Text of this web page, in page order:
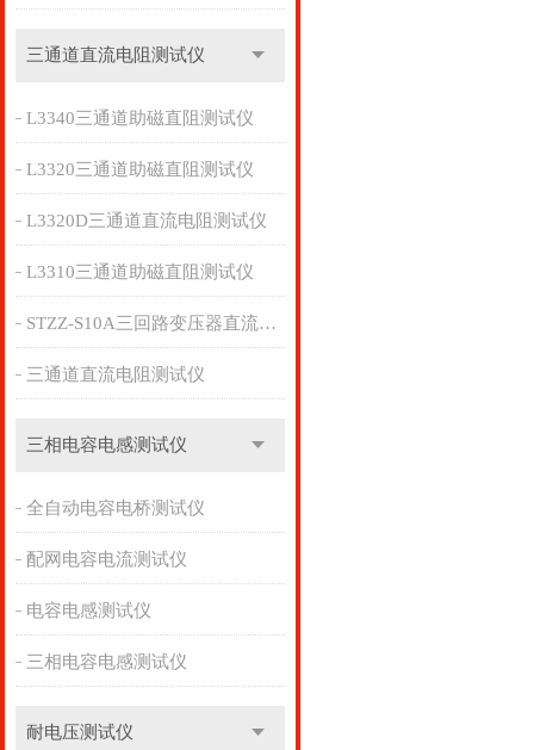
三通道直流电阻测试仪
L3340三通道助磁直阻测试仪
L3320三通道助磁直阻测试仪
L3320D三通道直流电阻测试仪
L3310三通道助磁直阻测试仪
STZZ-S10A三回路变压器直流电阻测试仪
三通道直流电阻测试仪
三相电容电感测试仪
全自动电容电桥测试仪
配网电容电流测试仪
电容电感测试仪
三相电容电感测试仪
耐电压测试仪